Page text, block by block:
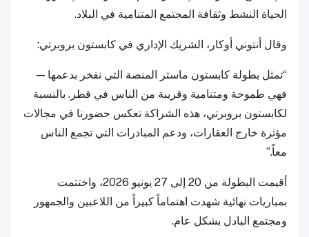
الحياة النشط وثقافة المجتمع المتنامية في البلاد.
وقال أنتوني أوكار، الشريك الإداري في كابستون بروبرتي:
“تمثل بطولة كابستون ماستر المنصة التي نفخر بدعمها —
فهي طموحة ومتنامية وقريبة من الناس في قطر. بالنسبة
لكابستون بروبرتي، هذه الشراكة تعكس حضورنا في مجالات
مؤثرة خارج العقارات، ودعم المبادرات التي تجمع الناس
معاً.”
أقيمت البطولة من 20 إلى 27 يونيو 2026، واختتمت
بمباريات نهائية شهدت اهتماماً كبيراً من اللاعبين والجمهور
ومجتمع البادل بشكل عام.